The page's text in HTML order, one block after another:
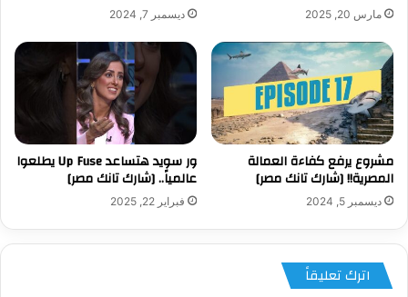
مارس 20, 2025 ديسمبر 7, 2024
مشروع يرفع كفاءة العمالة
المصرية!! [شارك تانك مصر]
ديسمبر 5, 2024
ور سويد هتساعد Up Fuse يطلعوا
عالمياً.. [شارك تانك مصر]
فبراير 22, 2025
اترك تعليقاً